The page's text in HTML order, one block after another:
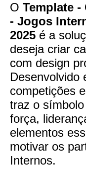
O Template -
- Jogos
2025 é a
deseja criar
com design
Desenvolvido
competições
traz o
força,
elementos
motivar os
Internos.